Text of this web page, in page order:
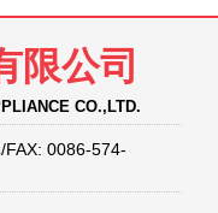
限公司
CO.,LTD.
0086-574-